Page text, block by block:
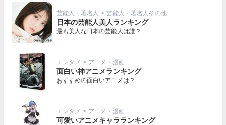
芸能人・著名人 > 芸能人・著名人その他
日本の芸能人美人ランキング
最も美人な日本の芸能人は誰？
エンタメ > アニメ・漫画
面白い神アニメランキング
おすすめの面白いアニメは？
エンタメ > アニメ・漫画
可愛いアニメキャラランキング